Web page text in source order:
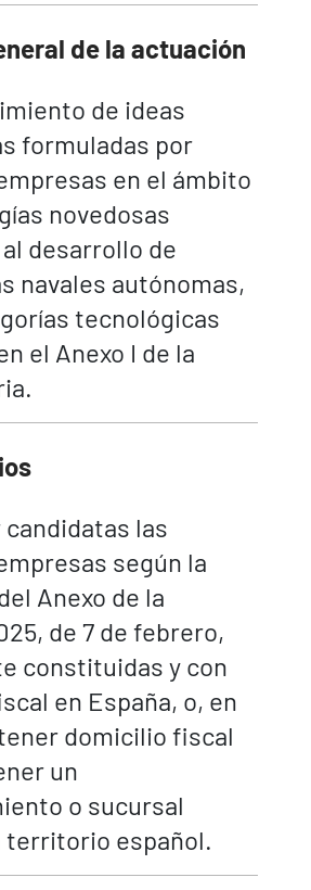
de la actuación
de ideas
formuladas por
en el ámbito
novedosas
desarrollo de
navales autónomas,
tecnológicas
el Anexo I de la
candidatas las
según la
Anexo de la
de 7 de febrero,
constituidas y con
en España, o, en
domicilio fiscal
un
o sucursal
territorio español.